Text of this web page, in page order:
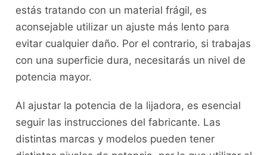
estás tratando con un material frágil, es
aconsejable utilizar un ajuste más lento para
evitar cualquier daño. Por el contrario, si trabajas
con una superficie dura, necesitarás un nivel de
potencia mayor.
Al ajustar la potencia de la lijadora, es esencial
seguir las instrucciones del fabricante. Las
distintas marcas y modelos pueden tener